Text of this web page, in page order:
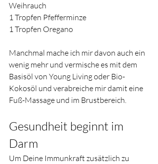
Weihrauch
1 Tropfen Pfefferminze
1 Tropfen Oregano
Manchmal mache ich mir davon auch ein
wenig mehr und vermische es mit dem
Basisöl von Young Living oder Bio-
Kokosöl und verabreiche mir damit eine
Fuß-Massage und im Brustbereich.
Gesundheit beginnt im
Darm
Um Deine Immunkraft zusätzlich zu